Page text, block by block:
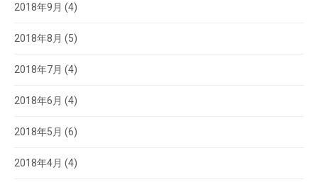
2018年9月 (4)
2018年8月 (5)
2018年7月 (4)
2018年6月 (4)
2018年5月 (6)
2018年4月 (4)